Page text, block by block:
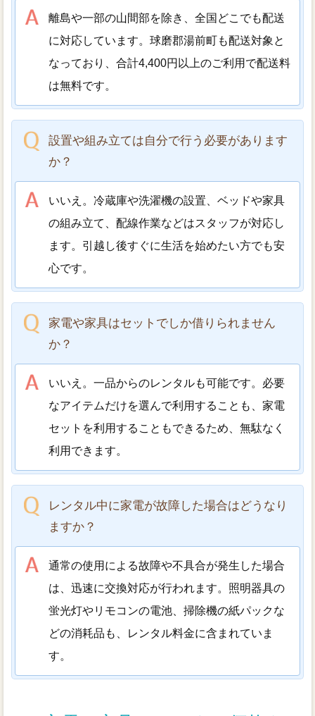
離島や一部の山間部を除き、全国どこでも配送
に対応しています。球磨郡湯前町も配送対象と
なっており、合計4,400円以上のご利用で配送料
は無料です。
設置や組み立ては自分で行う必要があります
か？
いいえ。冷蔵庫や洗濯機の設置、ベッドや家具
の組み立て、配線作業などはスタッフが対応し
ます。引越し後すぐに生活を始めたい方でも安
心です。
家電や家具はセットでしか借りられません
か？
いいえ。一品からのレンタルも可能です。必要
なアイテムだけを選んで利用することも、家電
セットを利用することもできるため、無駄なく
利用できます。
レンタル中に家電が故障した場合はどうなり
ますか？
通常の使用による故障や不具合が発生した場合
は、迅速に交換対応が行われます。照明器具の
蛍光灯やリモコンの電池、掃除機の紙パックな
どの消耗品も、レンタル料金に含まれていま
す。